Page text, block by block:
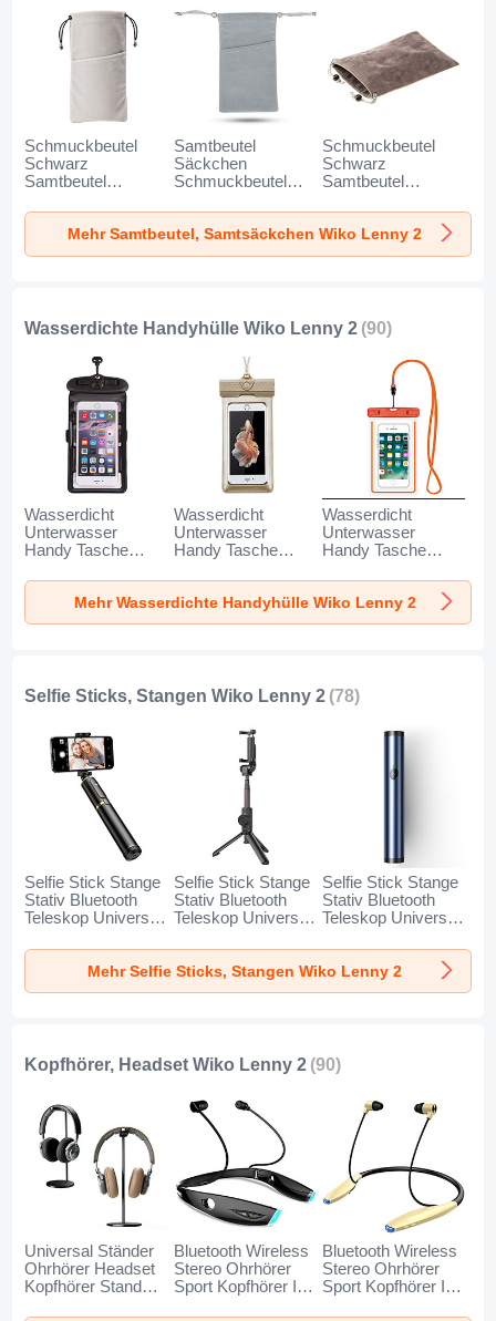
Schmuckbeutel
Schwarz
Samtbeutel
Universal K02 für
Wiko Lenny 2 Grau
Samtbeutel
Säckchen
Schmuckbeutel
für Wiko Lenny 2
Grau
Schmuckbeutel
Schwarz
Samtbeutel
Universal S05 für
Wiko Lenny 2
Braun
Mehr Samtbeutel, Samtsäckchen Wiko Lenny 2
Wasserdichte Handyhülle Wiko Lenny 2 (90)
Wasserdicht
Unterwasser
Handy Tasche
Wiko Lenny 2
Schwarz
Wasserdicht
Unterwasser
Handy Tasche
Wiko Lenny 2 Gold
Wasserdicht
Unterwasser
Handy Tasche
Wiko Lenny 2
Orange
Mehr Wasserdichte Handyhülle Wiko Lenny 2
Selfie Sticks, Stangen Wiko Lenny 2 (78)
Selfie Stick Stange
Stativ Bluetooth
Teleskop Universal
2 Gold und
Schwarz
Selfie Stick Stange
Stativ Bluetooth
Teleskop Universal
2 Schwarz
Selfie Stick Stange
Stativ Bluetooth
Teleskop Universal
2 Blau
Mehr Selfie Sticks, Stangen Wiko Lenny 2
Kopfhörer, Headset Wiko Lenny 2 (90)
Universal Ständer
Ohrhörer Headset
Kopfhörer Stand
Bluetooth Wireless
Stereo Ohrhörer
Sport Kopfhörer In
Bluetooth Wireless
Stereo Ohrhörer
Sport Kopfhörer In